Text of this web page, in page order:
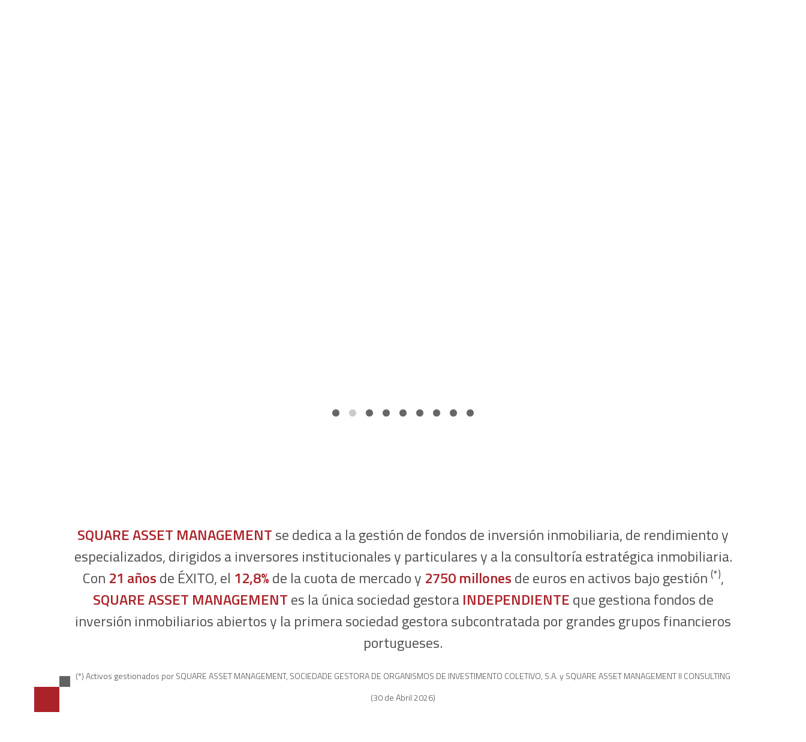
SQUARE ASSET MANAGEMENTse dedica a la gestión de fondos de inversión inmobiliaria, de rendimiento y
especializados, dirigidos a inversores institucionales y particulares y a la consultoría estratégica inmobiliaria.
Con 21 añosde ÉXITO, el 12,8%de la cuota de mercado y 2750 millonesde euros en activos bajo gestión (*),
SQUARE ASSET MANAGEMENTes la única sociedad gestoraINDEPENDIENTEque gestiona fondos de
inversión inmobiliarios abiertos y la primera sociedad gestora subcontratada por grandes grupos financieros
portugueses.
(*) Activos gestionados por SQUARE ASSET MANAGEMENT, SOCIEDADE GESTORA DE ORGANISMOS DE INVESTIMENTO COLETIVO, S.A. y SQUARE ASSET MANAGEMENT II CONSULTING
(30 de Abril 2026)